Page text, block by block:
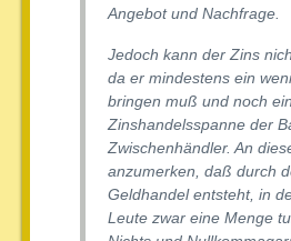
Angebot und Nachfrage.
Jedoch kann der Zins
da er mindestens ein
bringen muß und noch
Zinshandelsspanne der
Zwischenhändler. An
anzumerken, daß durch
Geldhandel entsteht, in
Leute zwar eine Menge